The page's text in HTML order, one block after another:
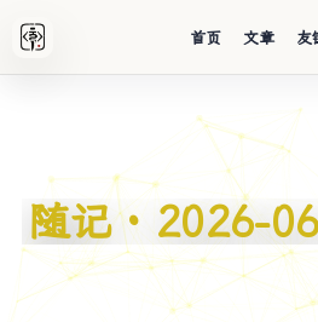
首页 文章 友
随记 · 2026-